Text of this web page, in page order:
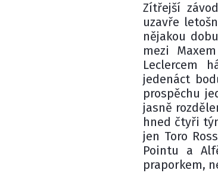
Zítřejší
uzavře
nějakou
mezi
Leclercem
jedenáct
prospěchu
jasně
hned čtyři
jen Toro
Pointu a
praporkem,